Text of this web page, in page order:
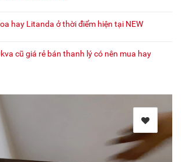
hay Litanda ở thời điểm hiện tại NEW
cũ giá rẻ bán thanh lý có nên mua hay